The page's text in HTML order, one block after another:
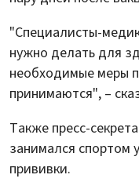
"Специалисты-
нужно делать для
необходимые меры
принимаются", –
Также пресс-
занимался спортом
прививки.